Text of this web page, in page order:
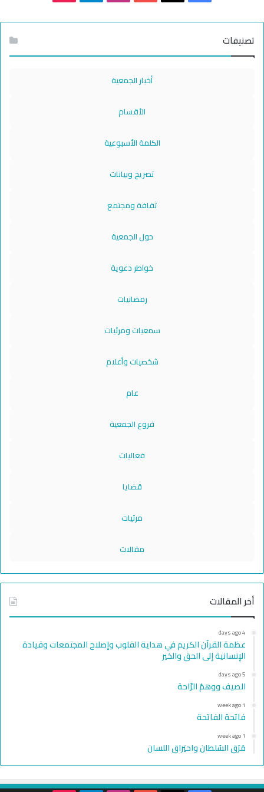
تصنيفات
أخبار الجمعية
الأقسام
الكلمة الأسبوعية
تصريح وبيانات
ثقافة ومجتمع
حول الجمعية
خواطر دعوية
رمضانيات
سمعيات ومرئيات
شخصيات وأعلام
عام
فروع الجمعية
فعاليات
قضايا
مرئيات
مقالات
أخر المقالات
4 days ago
عظمة القرآن الكريم في هداية القلوب وإصلاح المجتمعات وقيادة
الإنسانية إلى الحق والخير
5 days ago
الصيف ووهمُ الرّاحة
1 week ago
فاتحة الفاتحة
1 week ago
مَرَق السُلطان واحتِراق اللسان